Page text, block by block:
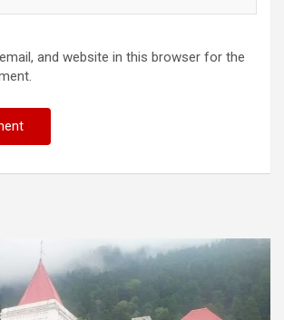
and website in this browser for the